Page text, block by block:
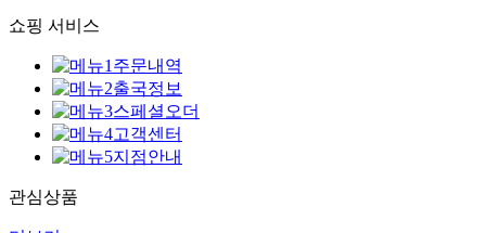
쇼핑 서비스
주문내역
출국정보
스페셜오더
고객센터
지점안내
관심상품